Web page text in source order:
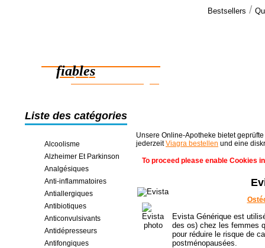
Bestsellers /
fiables
des économies en ligne
Liste des catégories
Alcoolisme
Alzheimer Et Parkinson
Analgésiques
Anti-inflammatoires
Antiallergiques
Antibiotiques
Anticonvulsivants
Antidépresseurs
Antifongiques
Unsere Online-Apotheke bietet
jederzeitViagra bestellen und eine
To proceed please enable Cookies
Evista Générique est
des os) chez les femmes
pour réduire le risque de
postménopausées.